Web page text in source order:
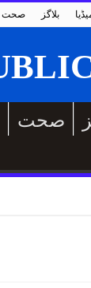
صحت بلاگز
صحت